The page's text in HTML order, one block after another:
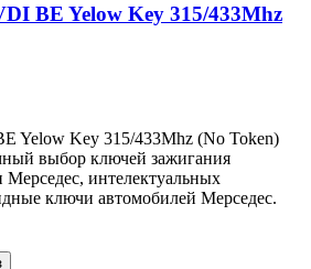
BE Yelow Key 315/433Mhz
Yelow Key 315/433Mhz (No Token)
выбор ключей зажигания
интелектуальных
ключи автомобилей Мерседес.